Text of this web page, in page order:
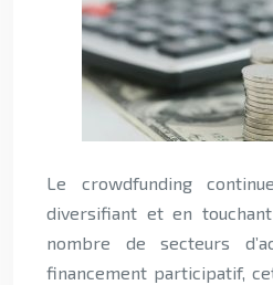
Le crowdfunding continue son essor en se
diversifiant et en
nombre de secteurs
financement participatif,